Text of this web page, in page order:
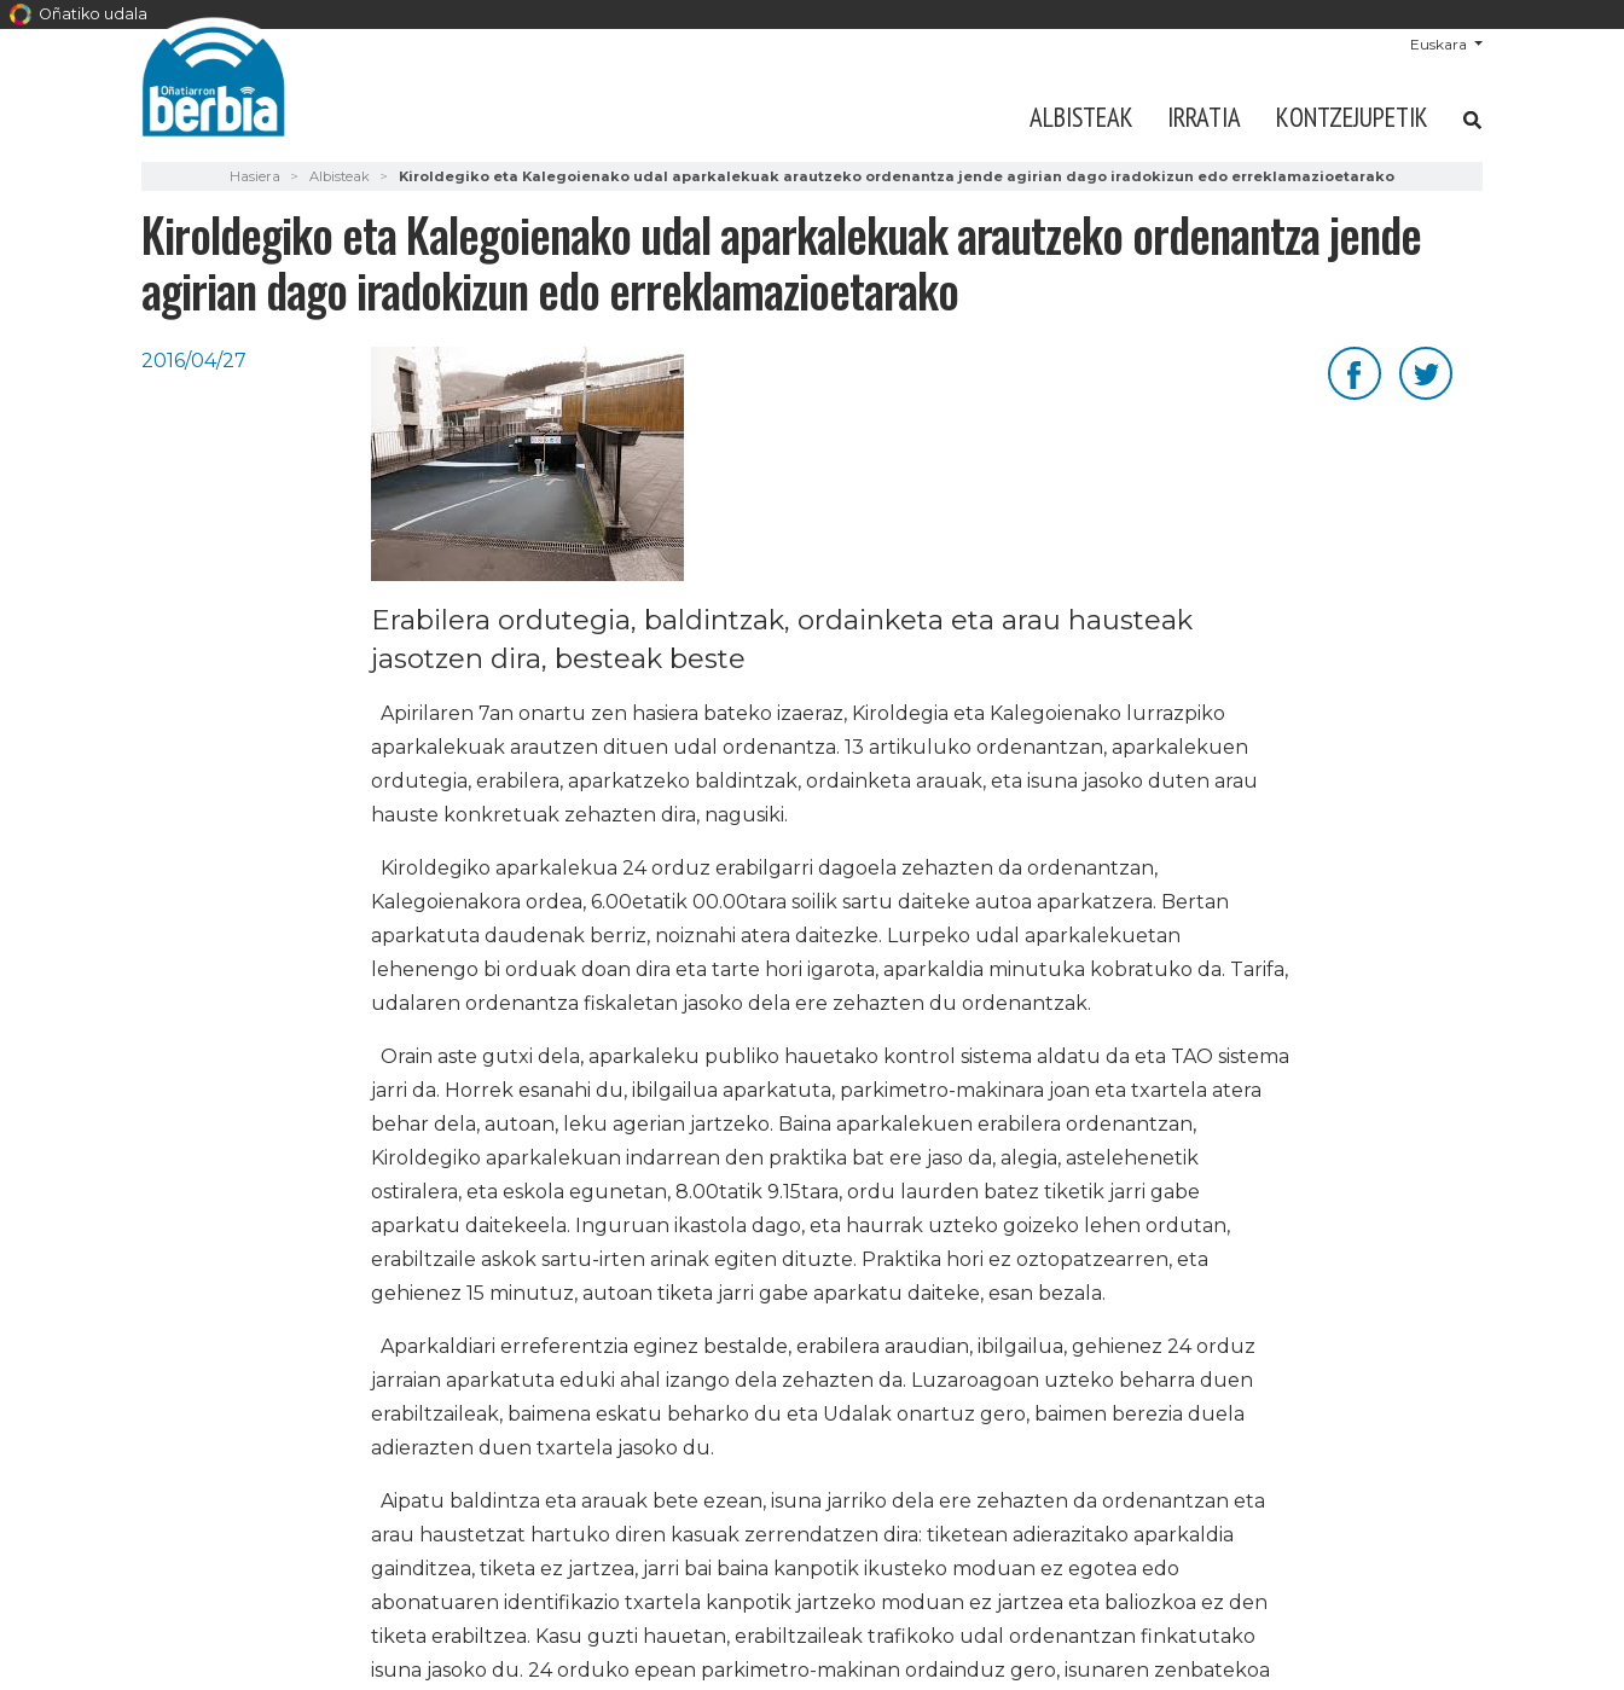
Oñatiko udala
Euskara
ALBISTEAK IRRATIA KONTZEJUPETIK
Hasiera Albisteak Kiroldegiko eta Kalegoienako udal aparkalekuak arautzeko ordenantza jende agirian dago iradokizun edo erreklamazioetarako
Kiroldegiko eta Kalegoienako udal aparkalekuak arautzeko ordenantza jende
agirian dago iradokizun edo erreklamazioetarako
2016/04/27
Erabilera ordutegia, baldintzak, ordainketa eta arau hausteak
jasotzen dira, besteak beste
Apirilaren 7an onartu zen hasiera bateko izaeraz, Kiroldegia eta Kalegoienako lurrazpiko
aparkalekuak arautzen dituen udal ordenantza. 13 artikuluko ordenantzan, aparkalekuen
ordutegia, erabilera, aparkatzeko baldintzak, ordainketa arauak, eta isuna jasoko duten arau
hauste konkretuak zehazten dira, nagusiki.
Kiroldegiko aparkalekua 24 orduz erabilgarri dagoela zehazten da ordenantzan,
Kalegoienakora ordea, 6.00etatik 00.00tara soilik sartu daiteke autoa aparkatzera. Bertan
aparkatuta daudenak berriz, noiznahi atera daitezke. Lurpeko udal aparkalekuetan
lehenengo bi orduak doan dira eta tarte hori igarota, aparkaldia minutuka kobratuko da. Tarifa,
udalaren ordenantza fiskaletan jasoko dela ere zehazten du ordenantzak.
Orain aste gutxi dela, aparkaleku publiko hauetako kontrol sistema aldatu da eta TAO sistema
jarri da. Horrek esanahi du, ibilgailua aparkatuta, parkimetro-makinara joan eta txartela atera
behar dela, autoan, leku agerian jartzeko. Baina aparkalekuen erabilera ordenantzan,
Kiroldegiko aparkalekuan indarrean den praktika bat ere jaso da, alegia, astelehenetik
ostiralera, eta eskola egunetan, 8.00tatik 9.15tara, ordu laurden batez tiketik jarri gabe
aparkatu daitekeela. Inguruan ikastola dago, eta haurrak uzteko goizeko lehen ordutan,
erabiltzaile askok sartu-irten arinak egiten dituzte. Praktika hori ez oztopatzearren, eta
gehienez 15 minutuz, autoan tiketa jarri gabe aparkatu daiteke, esan bezala.
Aparkaldiari erreferentzia eginez bestalde, erabilera araudian, ibilgailua, gehienez 24 orduz
jarraian aparkatuta eduki ahal izango dela zehazten da. Luzaroagoan uzteko beharra duen
erabiltzaileak, baimena eskatu beharko du eta Udalak onartuz gero, baimen berezia duela
adierazten duen txartela jasoko du.
Aipatu baldintza eta arauak bete ezean, isuna jarriko dela ere zehazten da ordenantzan eta
arau haustetzat hartuko diren kasuak zerrendatzen dira: tiketean adierazitako aparkaldia
gainditzea, tiketa ez jartzea, jarri bai baina kanpotik ikusteko moduan ez egotea edo
abonatuaren identifikazio txartela kanpotik jartzeko moduan ez jartzea eta baliozkoa ez den
tiketa erabiltzea. Kasu guzti hauetan, erabiltzaileak trafikoko udal ordenantzan finkatutako
isuna jasoko du. 24 orduko epean parkimetro-makinan ordainduz gero, isunaren zenbatekoa